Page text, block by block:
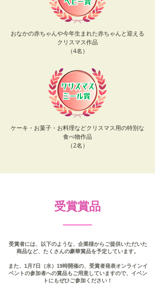
おなかの赤ちゃんや今年生まれた赤ちゃんと迎える
クリスマス作品
​（4名）
ケーキ・お菓子・お料理などクリスマス用の特別な
食べ物作品
​（2名）
受賞賞品
​受賞者には、以下のような、企業様からご提供いただいた
商品など、たくさんの豪華賞品を予定しています。
また、1月7日（水）19時開催の、受賞者発表オンラインイ
ベントの参加者への賞品もご用意していますので、イベン
トにもぜひご参加ください！